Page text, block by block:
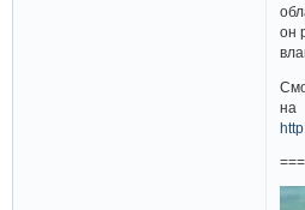
он
на